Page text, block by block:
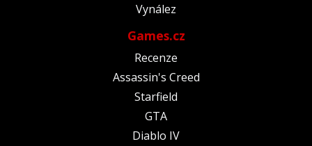
Vynález
Games.cz
Recenze
Assassin's Creed
Starfield
GTA
Diablo IV